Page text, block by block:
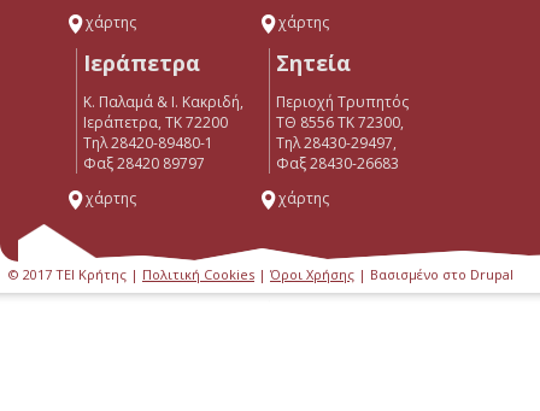
χάρτης
χάρτης
Ιεράπετρα
Κ. Παλαμά & Ι. Κακριδή,
Ιεράπετρα, ΤΚ 72200
Tηλ 28420-89480-1
Φαξ 28420 89797
χάρτης
Σητεία
Περιοχή Τρυπητός
ΤΘ 8556 ΤΚ 72300,
Τηλ 28430-29497,
Φαξ 28430-26683
χάρτης
© 2017 ΤΕΙ Κρήτης | Πολιτική Cookies | Όροι Χρήσης | Βασισμένο στο Drupal